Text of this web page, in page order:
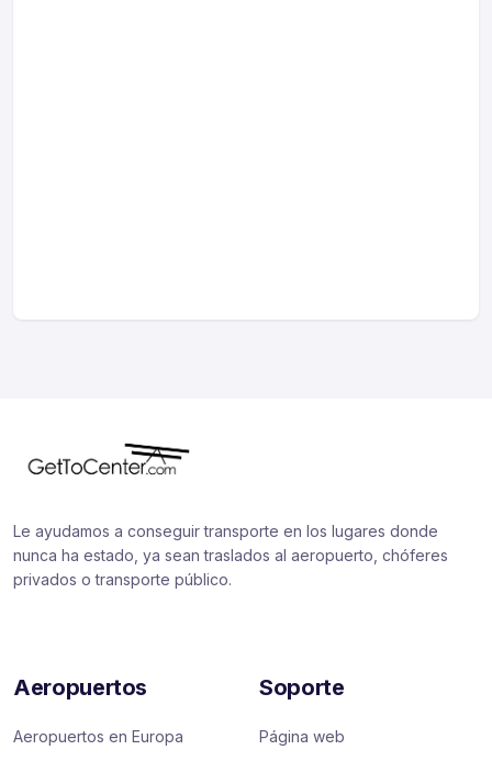
Le ayudamos a conseguir transporte en los lugares donde
nunca ha estado, ya sean traslados al aeropuerto, chóferes
privados o transporte público.
Aeropuertos
Aeropuertos en Europa
Soporte
Página web